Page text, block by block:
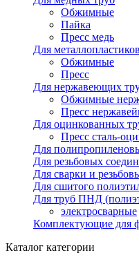
Обжимные
Пайка
Пресс медь
Для
Обжимные
Пресс
Для нержавеющих
Обжимные
Пресс
Для оцинкованных
Пресс сталь-
Для
Для резьбовых
Для сварки и
Для сшитого
Для труб ПНД
электросварные
Комплектующие для
Каталог категории